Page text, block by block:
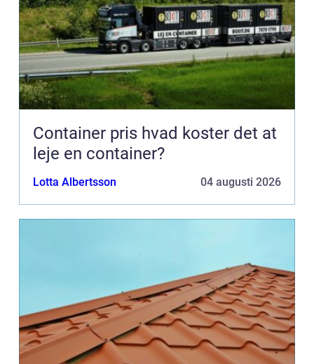
Container pris hvad koster det at
leje en container?
Lotta Albertsson 04 augusti 2026